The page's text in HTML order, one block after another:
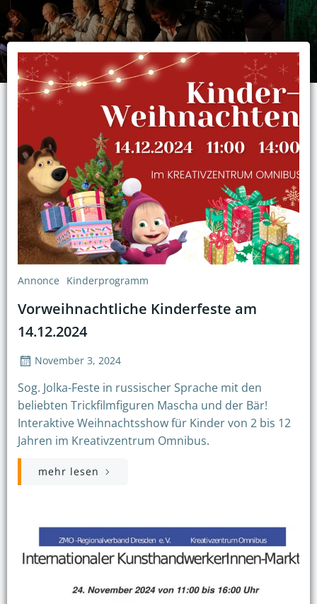
Annonce Kinderprogramm
Vorweihnachtliche Kinderfeste am
14.12.2024
November 3, 2024
Sog. Jolka-Feste in russischer Sprache mit den
beliebten Trickfilmfiguren Mascha und der Bär!
Interaktive Weihnachtsshow für Kinder von 2 bis 12
Jahren im Kreativzentrum Omnibus.
mehr lesen